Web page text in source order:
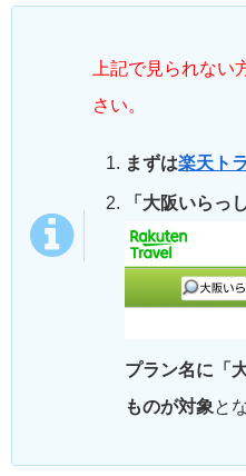
上記で見られな
さい。
まずは楽天ト
「大阪いらっ
プラン名に「
ものが対象と